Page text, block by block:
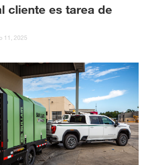
cliente es tarea de
11, 2025